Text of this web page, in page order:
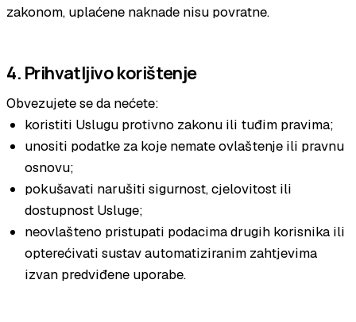
zakonom, uplaćene naknade nisu povratne.
4. Prihvatljivo korištenje
Obvezujete se da nećete:
koristiti Uslugu protivno zakonu ili tuđim pravima;
unositi podatke za koje nemate ovlaštenje ili pravnu
osnovu;
pokušavati narušiti sigurnost, cjelovitost ili
dostupnost Usluge;
neovlašteno pristupati podacima drugih korisnika ili
opterećivati sustav automatiziranim zahtjevima
izvan predviđene uporabe.